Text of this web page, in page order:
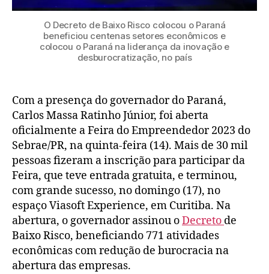
O Decreto de Baixo Risco colocou o Paraná
beneficiou centenas setores econômicos e
colocou o Paraná na liderança da inovação e
desburocratização, no país
Com a presença do governador do Paraná,
Carlos Massa Ratinho Júnior, foi aberta
oficialmente a Feira do Empreendedor 2023 do
Sebrae/PR, na quinta-feira (14). Mais de 30 mil
pessoas fizeram a inscrição para participar da
Feira, que teve entrada gratuita, e terminou,
com grande sucesso, no domingo (17), no
espaço Viasoft Experience, em Curitiba. Na
abertura, o governador assinou oDecreto de
Baixo Risco, beneficiando 771 atividades
econômicas com redução de burocracia na
abertura das empresas.